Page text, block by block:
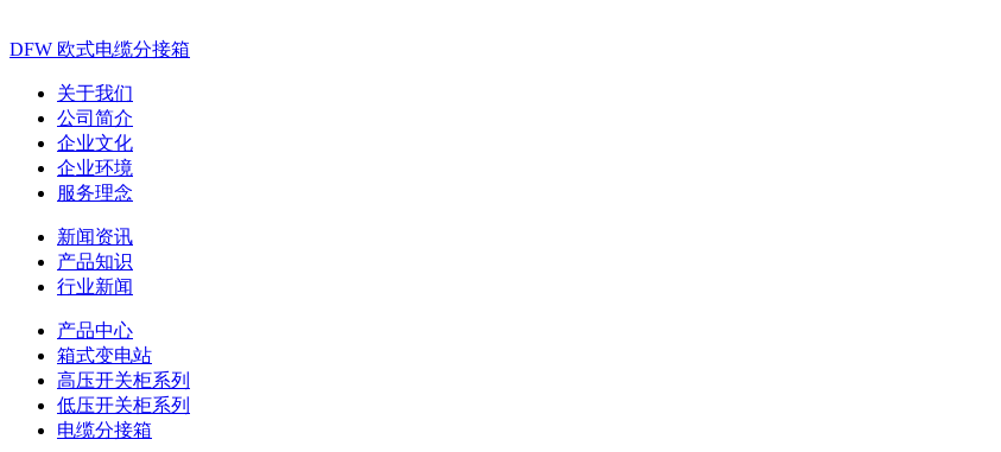
DFW 欧式电缆分接箱
关于我们
公司简介
企业文化
企业环境
服务理念
新闻资讯
产品知识
行业新闻
产品中心
箱式变电站
高压开关柜系列
低压开关柜系列
电缆分接箱